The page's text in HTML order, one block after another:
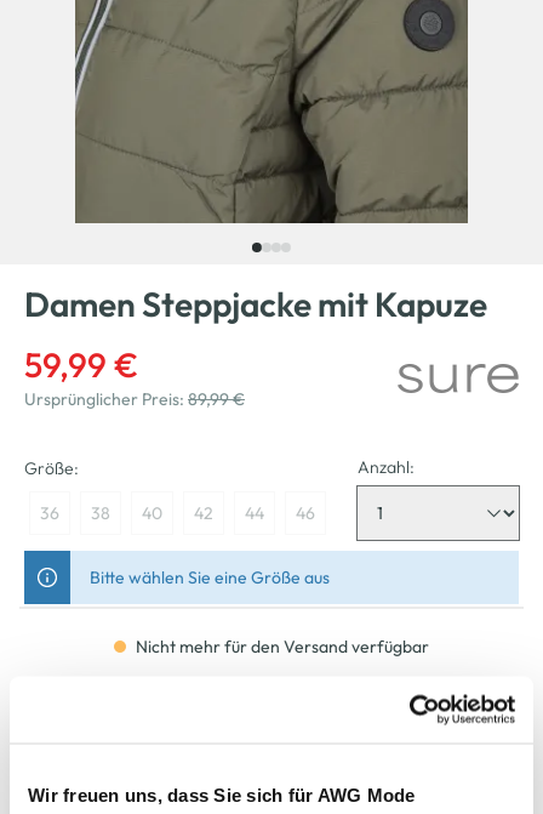
Wir freuen uns, dass Sie sich für AWG Mode
Damen Steppjacke mit Kapuze
59,99 €
Ursprünglicher Preis: 89,99 €
Größe:
36 38 40 42 44 46
Anzahl:
Bitte wählen Sie eine Größe aus
Nicht mehr für den Versand verfügbar
Schneller DHL Versand: in 1–3 Werktagen